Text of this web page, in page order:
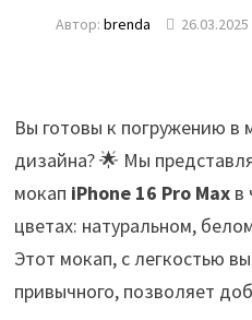
Автор:brenda 26.03.2025
Вы готовы к погружению в
дизайна? 🌟 Мы
мокап iPhone 16 Pro Max в
цветах: натуральном,
Этот мокап, с легкостью
привычного, позволяет